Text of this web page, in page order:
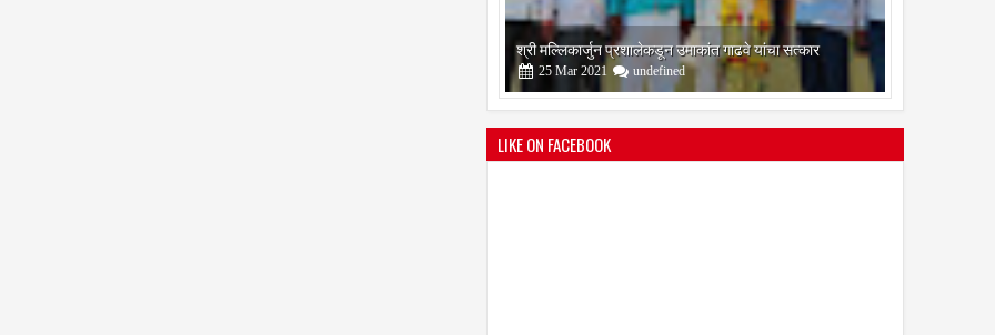
श्री मल्लिकार्जुन प्रशालेकडून उमाकांत गाढवे यांचा सत्कार
25 Mar 2021 undefined
LIKE ON FACEBOOK